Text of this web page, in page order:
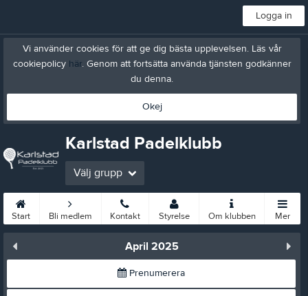
Logga in
Vi använder cookies för att ge dig bästa upplevelsen. Läs vår
cookiepolicy här. Genom att fortsätta använda tjänsten godkänner
du denna.
Okej
Karlstad Padelklubb
Välj grupp
Start Bli medlem Kontakt Styrelse Om klubben Mer
April 2025
Prenumerera